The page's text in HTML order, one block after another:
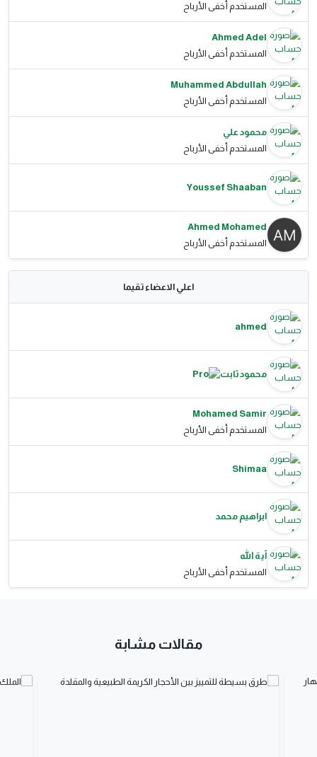
المستخدم أخفى الأرباح
Ahmed Adel
المستخدم أخفى الأرباح
Muhammed Abdullah
المستخدم أخفى الأرباح
محمود علي
المستخدم أخفى الأرباح
Youssef Shaaban
Ahmed Mohamed
المستخدم أخفى الأرباح
اعلي الاعضاء تقيما
ahmed
محمود ثابت
Mohamed Samir
المستخدم أخفى الأرباح
Shimaa
ابراهيم محمد
آية الله
المستخدم أخفى الأرباح
مقالات مشابة